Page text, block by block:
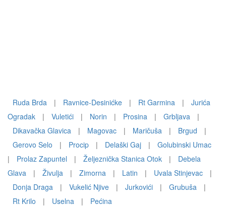
Ruda Brda | Ravnice-Desinićke | Rt Garmina |
Jurića
Ogradak
| Vuletići | Norin | Prosina | Grbljava
|
Dikavačka Glavica
| Magovac | Maričuša | Brgud
|
Gerovo Selo
| Procip | Delaški Gaj |
Golubinski Umac
|
Prolaz Zapuntel | Željeznička Stanica Otok |
Debela
Glava
| Živulja | Zimorna | Latin | Uvala Stinjevac
|
Donja Draga
| Vukelić Njive | Jurkovići | Grubuša
|
Rt Krilo
| Uselna |
Pećina